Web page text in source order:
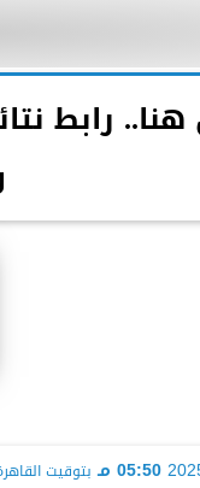
05:50 مـ بتوقيت